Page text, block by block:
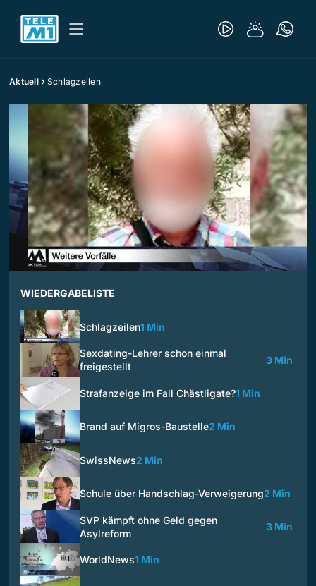
Aktuell Schlagzeilen
WIEDERGABELISTE
Schlagzeilen1 Min
Sexdating-Lehrer schon einmal
freigestellt
3 Min
Strafanzeige im Fall Chästligate?1 Min
Brand auf Migros-Baustelle2 Min
SwissNews2 Min
Schule über Handschlag-Verweigerung2 Min
SVP kämpft ohne Geld gegen
Asylreform
3 Min
WorldNews1 Min